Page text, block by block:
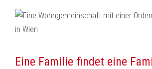
Eine Familie findet eine